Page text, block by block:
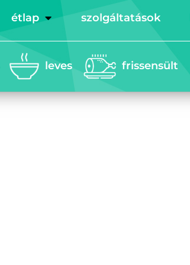
étlap szolgáltatások
leves frissensült